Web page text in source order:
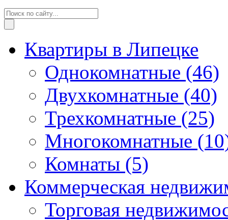
Квартиры в Липецке
Однокомнатные (46)
Двухкомнатные (40)
Трехкомнатные (25)
Многокомнатные
Комнаты (5)
Коммерческая
Торговая